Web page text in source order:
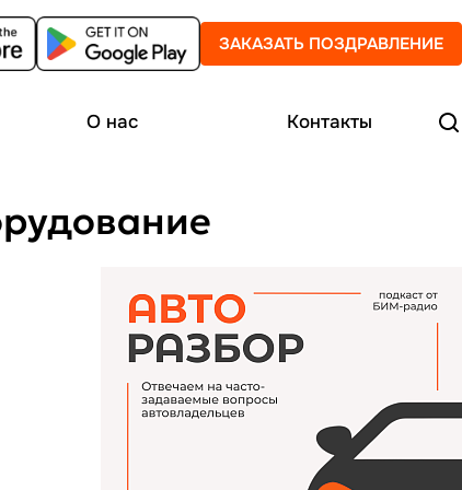
ЗАКАЗАТЬ ПОЗДРАВЛЕНИЕ
О нас Контакты